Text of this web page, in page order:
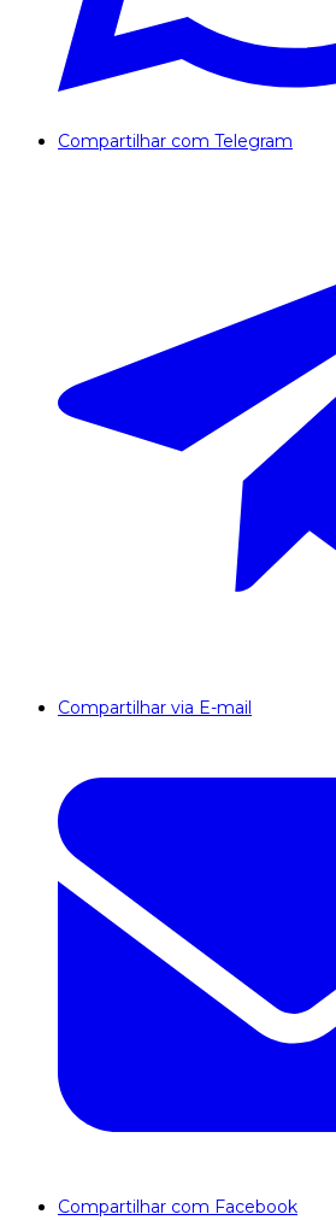
Compartilhar com Telegram
Compartilhar via E-mail
Compartilhar com Facebook